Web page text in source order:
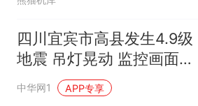
四川宜宾市高县发生4.9级
地震 吊灯晃动 监控画面
剧烈摇晃 亲历网友说“被
中华网1 APP专享